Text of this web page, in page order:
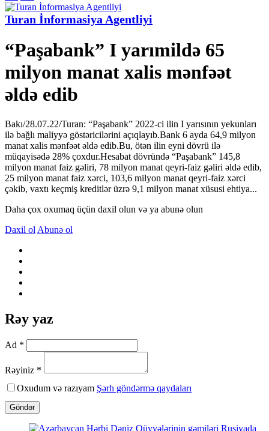
Turan İnformasiya Agentliyi
“Paşabank” I yarımildə 65
milyon manat xalis mənfəət
əldə edib
Bakı/28.07.22/Turan: “Paşabank” 2022-ci ilin I yarısının yekunları
ilə bağlı maliyyə göstəricilərini açıqlayıb.Bank 6 ayda 64,9 milyon
manat xalis mənfəət əldə edib.Bu, ötən ilin eyni dövrü ilə
müqayisədə 28% çoxdur.Hesabat dövründə “Paşabank” 145,8
milyon manat faiz gəliri, 78 milyon manat qeyri-faiz gəliri əldə edib,
25 milyon manat faiz xərci, 103,6 milyon manat qeyri-faiz xərci
çəkib, vaxtı keçmiş kreditlər üzrə 9,1 milyon manat xüsusi ehtiya...
Daha çox oxumaq üçün daxil olun və ya abunə olun
Daxil ol Abunə ol
Rəy yaz
Ad *
Rəyiniz *
Oxudum və razıyam Şərh göndərmə qaydaları
Göndər